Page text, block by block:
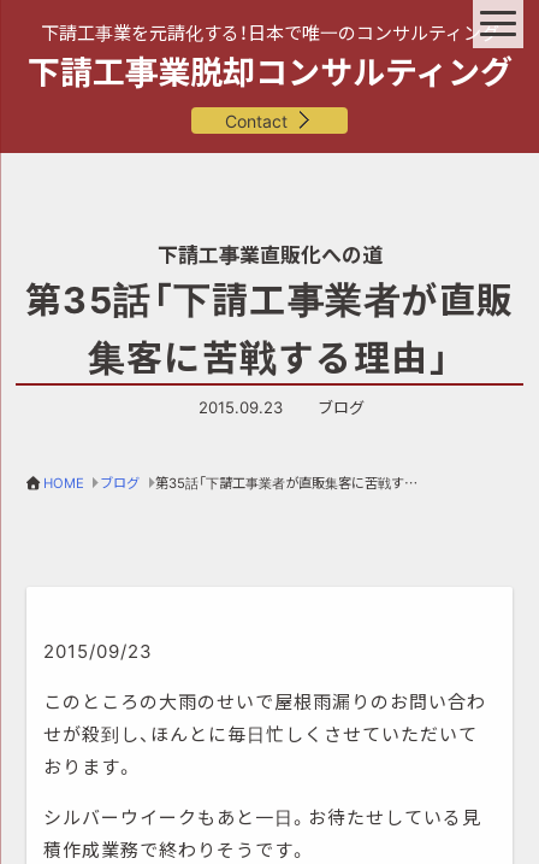
下請工事業を元請化する！日本で唯一のコンサルティング
下請工事業脱却コンサルティング
Contact
下請工事業直販化への道
第35話「下請工事業者が直販
集客に苦戦する理由」
2015.09.23 ブログ
HOME ブログ 第35話「下請工事業者が直販集客に苦戦する理由」
2015/09/23
このところの大雨のせいで屋根雨漏りのお問い合わ
せが殺到し、ほんとに毎日忙しくさせていただいて
おります。
シルバーウイークもあと一日。お待たせしている見
積作成業務で終わりそうです。